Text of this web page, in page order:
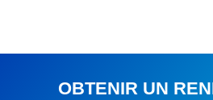
OBTENIR UN